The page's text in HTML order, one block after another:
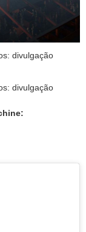
divulgação
divulgação